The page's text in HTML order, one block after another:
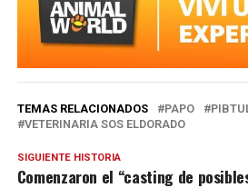
TEMAS RELACIONADOS PAPO
VETERINARIA SOS ELDORADO
SIGUIENTE HISTORIA
Comenzaron el “casting de